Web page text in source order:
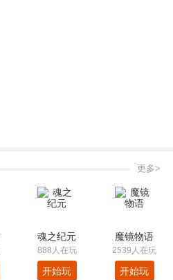
更多>
魂之纪元
888人在玩
开始玩
魔镜物语
2539人在玩
开始玩